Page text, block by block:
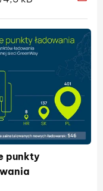
pliku Elektryczne
punkty